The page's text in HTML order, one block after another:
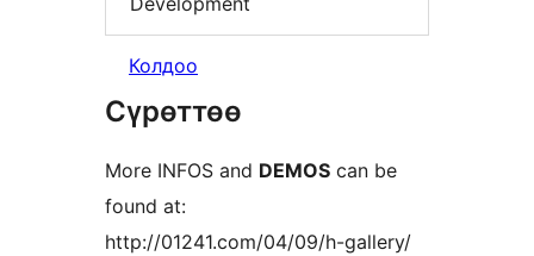
Колдоо
Сүрөттөө
More INFOS and DEMOS can be
found at:
http://01241.com/04/09/h-gallery/